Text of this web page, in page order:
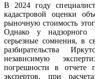
В 2024 году
кадастровой оценки
рыночную стоимость
Однако у надзорного
серьезные сомнения, в
разбирательства
независимую
погрешности в отчете
экспертов, при